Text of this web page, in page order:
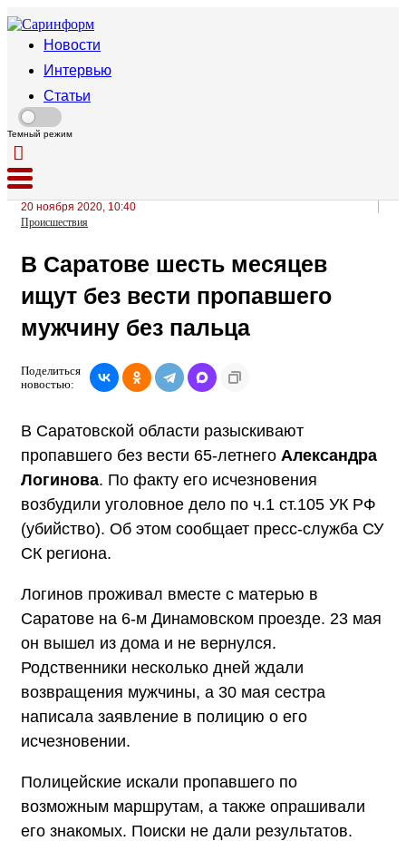
Новости
Интервью
Статьи
Темный режим
20 ноября 2020, 10:40
Происшествия
В Саратове шесть месяцев
ищут без вести пропавшего
мужчину без пальца
Поделиться
новостью:
В Саратовской области разыскивают
пропавшего без вести 65-летнего Александра
Логинова. По факту его исчезновения
возбудили уголовное дело по ч.1 ст.105 УК РФ
(убийство). Об этом сообщает пресс-служба СУ
СК региона.
Логинов проживал вместе с матерью в
Саратове на 6-м Динамовском проезде. 23 мая
он вышел из дома и не вернулся.
Родственники несколько дней ждали
возвращения мужчины, а 30 мая сестра
написала заявление в полицию о его
исчезновении.
Полицейские искали пропавшего по
возможным маршрутам, а также опрашивали
его знакомых. Поиски не дали результатов.